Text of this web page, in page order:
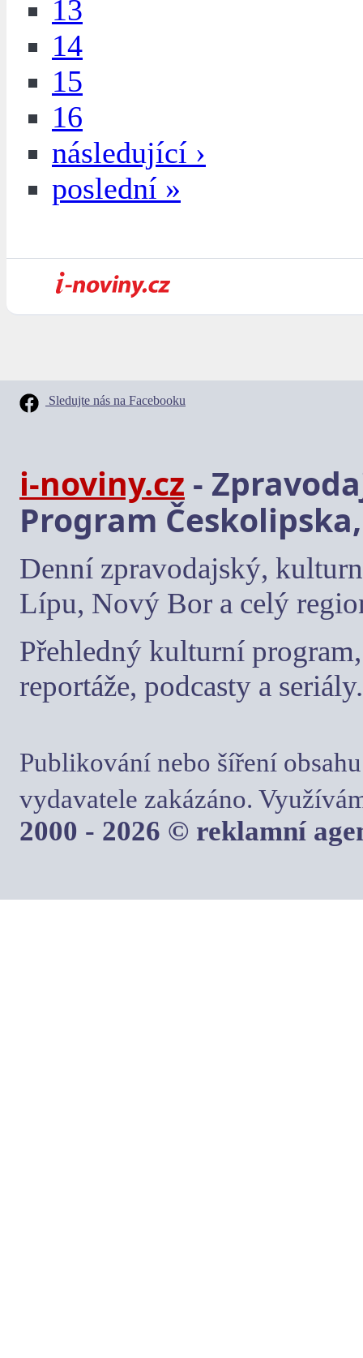
13
14
15
16
následující ›
poslední »
Sledujte nás na Facebooku
i-noviny.cz -
Program
Denní zpravodajský,
Lípu, Nový Bor a celý
Přehledný kulturní
reportáže, podcasty a seriály.
Publikování nebo šíření
vydavatele zakázáno.
2000 - 2026 © reklamní